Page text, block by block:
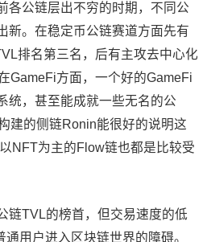
各公链层出不穷的时期，不同公
新。在稳定币公链赛道方面先有
排名第三名，后有主攻去中心化
GameFi方面，一个好的GameFi
统，甚至能成就一些无名的公
建的侧链Ronin能很好的说明这
NFT为主的Flow链也都是比较受
链TVL的榜首，但交易速度的低
用户进入区块链世界的障碍。